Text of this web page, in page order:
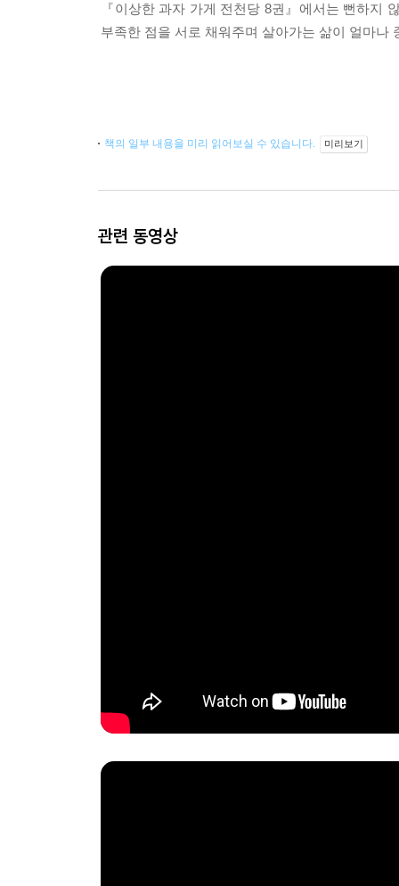
『이상한 과자 가게 전천당 8권』에서는 뻔하지
부족한 점을 서로 채워주며 살아가는 삶이 얼마나
책의 일부 내용을 미리 읽어보실 수 있습니다. 미리보기
관련 동영상